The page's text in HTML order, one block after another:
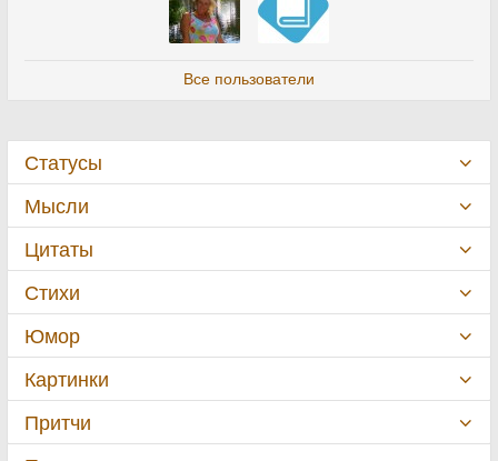
Все пользователи
Статусы
Мысли
Цитаты
Стихи
Юмор
Картинки
Притчи